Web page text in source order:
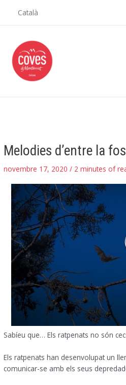
Català
Melodies d’entre la
novembre 17, 2020/ 2 minutes of
Sabíeu que… Els ratpenats no són
Els ratpenats han desenvolupat un
comunicar-se amb els seus